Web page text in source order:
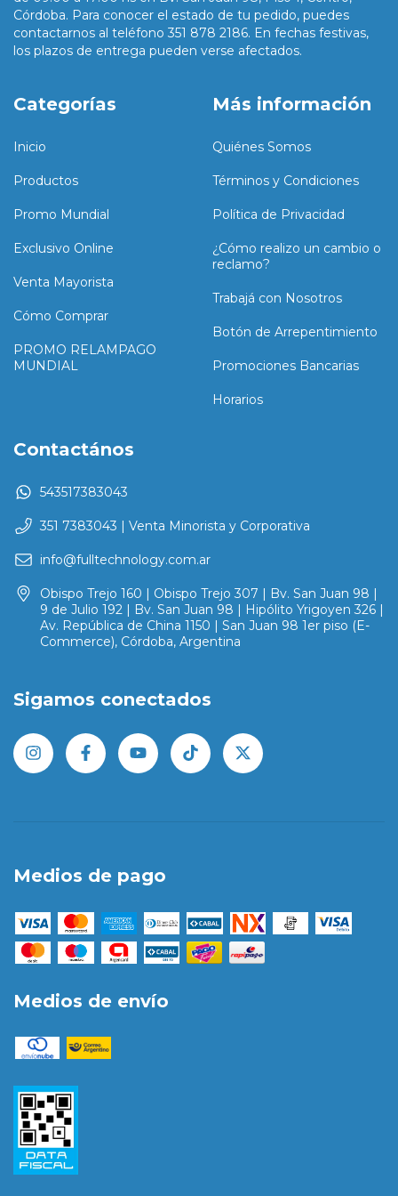
Córdoba. Para conocer el estado de tu pedido, puedes
contactarnos al teléfono 351 878 2186. En fechas festivas,
los plazos de entrega pueden verse afectados.
Categorías
Inicio
Productos
Promo Mundial
Exclusivo Online
Venta Mayorista
Cómo Comprar
PROMO RELAMPAGO
MUNDIAL
Más información
Quiénes Somos
Términos y Condiciones
Política de Privacidad
¿Cómo realizo un cambio o
reclamo?
Trabajá con Nosotros
Botón de Arrepentimiento
Promociones Bancarias
Horarios
Contactános
543517383043
351 7383043 | Venta Minorista y Corporativa
info@fulltechnology.com.ar
Obispo Trejo 160 | Obispo Trejo 307 | Bv. San Juan 98 |
9 de Julio 192 | Bv. San Juan 98 | Hipólito Yrigoyen 326 |
Av. República de China 1150 | San Juan 98 1er piso (E-
Commerce), Córdoba, Argentina
Sigamos conectados
Medios de pago
Medios de envío